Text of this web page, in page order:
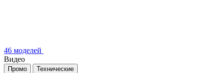
46 моделей
Видео
Промо Технические